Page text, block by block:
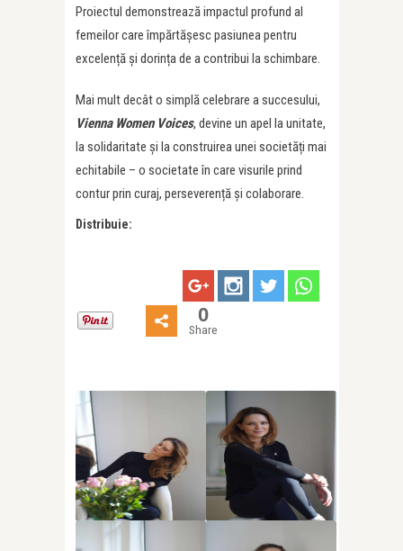
Proiectul demonstrează impactul profund al
femeilor care împărtășesc pasiunea pentru
excelență și dorința de a contribui la schimbare.
Mai mult decât o simplă celebrare a succesului,
Vienna Women Voices, devine un apel la unitate,
la solidaritate și la construirea unei societăți mai
echitabile – o societate în care visurile prind
contur prin curaj, perseverență și colaborare.
Distribuie:
0
Share